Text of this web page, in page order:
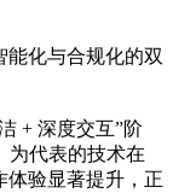
能化与合规化的双
+ 深度交互”阶
为代表的技术在
体验显著提升，正